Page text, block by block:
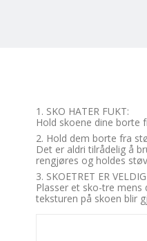
1. SKO HATER FUKT:
Hold skoene dine borte
2. Hold dem borte fra
Det er aldri tilrådelig å
rengjøres og holdes
3. SKOETRET ER
Plasser et sko-tre
teksturen på skoen blir